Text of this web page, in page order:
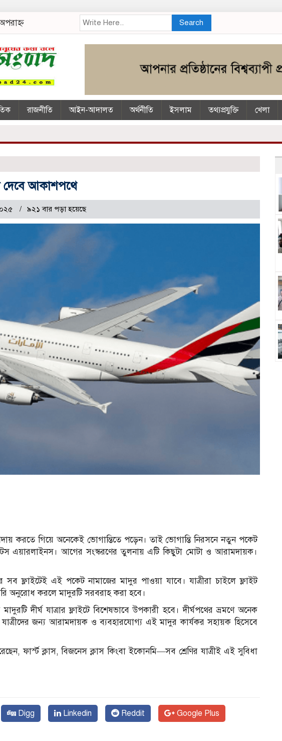
Search
রাজনীতি আইন-আদালত অর্থনীতি ইসলাম তথ্যপ্রযুক্তি খেলা
দেবে আকাশপথে
৯২১ বার পড়া হয়েছে
করতে গিয়ে অনেকেই ভোগান্তিতে পড়েন। তাই ভোগান্তি নিরসনে নতুন পকেট
এয়ারলাইনস। আগের সংস্করণের তুলনায় এটি কিছুটা মোটা ও আরামদায়ক।
সব ফ্লাইটেই এই পকেট নামাজের মাদুর পাওয়া যাবে। যাত্রীরা চাইলে ফ্লাইট
অনুরোধ করলে মাদুরটি সরবরাহ করা হবে।
দীর্ঘ যাত্রার ফ্লাইটে বিশেষভাবে উপকারী হবে। দীর্ঘপথের ভ্রমণে অনেক
জন্য আরামদায়ক ও ব্যবহারযোগ্য এই মাদুর কার্যকর সহায়ক হিসেবে
ফার্স্ট ক্লাস, বিজনেস ক্লাস কিংবা ইকোনমি—সব শ্রেণির যাত্রীই এই সুবিধা
Digg Linkedin Reddit Google Plus